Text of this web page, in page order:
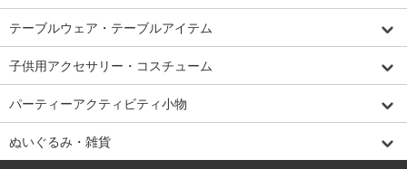
テーブルウェア・テーブルアイテム
子供用アクセサリー・コスチューム
パーティーアクティビティ小物
ぬいぐるみ・雑貨